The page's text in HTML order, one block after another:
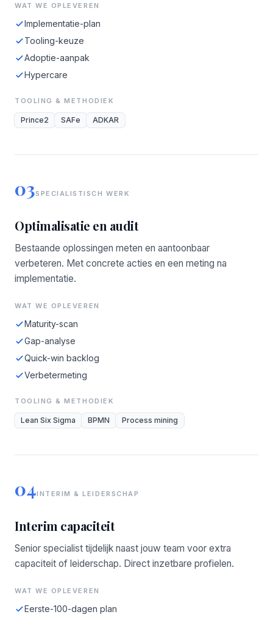
WAT WE OPLEVEREN
Implementatie-plan
Tooling-keuze
Adoptie-aanpak
Hypercare
TOOLING & METHODIEK
Prince2 SAFe ADKAR
03SPECIALISTISCH WERK
Optimalisatie en audit
Bestaande oplossingen meten en aantoonbaar
verbeteren. Met concrete acties en een meting na
implementatie.
WAT WE OPLEVEREN
Maturity-scan
Gap-analyse
Quick-win backlog
Verbetermeting
TOOLING & METHODIEK
Lean Six Sigma BPMN Process mining
04INTERIM & LEIDERSCHAP
Interim capaciteit
Senior specialist tijdelijk naast jouw team voor extra
capaciteit of leiderschap. Direct inzetbare profielen.
WAT WE OPLEVEREN
Eerste-100-dagen plan